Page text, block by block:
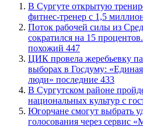
В Сургуте открытую
фитнес-тренер с 1,5
Поток рабочей силы из
сократился на 15
похожий 447
ЦИК провела жеребьевку
выборах в Госдуму:
люди» последние 433
В Сургутском районе
национальных культур с
Югорчане смогут выбрать
голосования через сервис